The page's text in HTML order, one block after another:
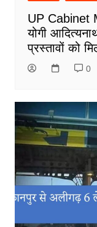
UP Cabinet
योगी
प्रस्तावों को
0